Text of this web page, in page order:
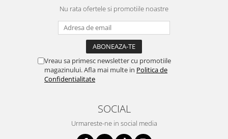
Nu rata ofertele si promotiile noastre
Vreau sa primesc newsletter cu promotiile
magazinului. Afla mai multe in Politica de
Confidentialitate
SOCIAL
Urmareste-ne in social media